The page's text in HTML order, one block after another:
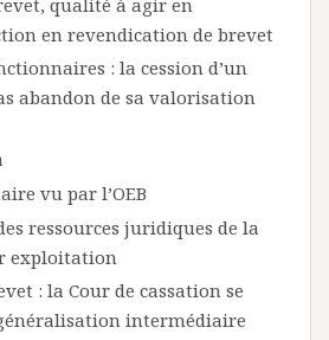
qualité à agir en
en revendication de brevet
: la cession d’un
abandon de sa valorisation
vu par l’OEB
ressources juridiques de la
exploitation
: la Cour de cassation se
intermédiaire